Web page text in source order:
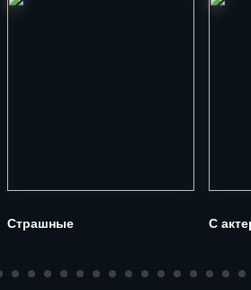
Страшные С